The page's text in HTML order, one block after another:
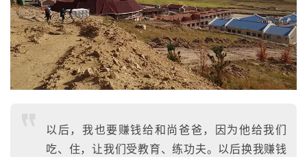
以后，我也要赚钱给和尚爸爸，因为他给我们
吃、住，让我们受教育、练功夫。以后换我赚钱